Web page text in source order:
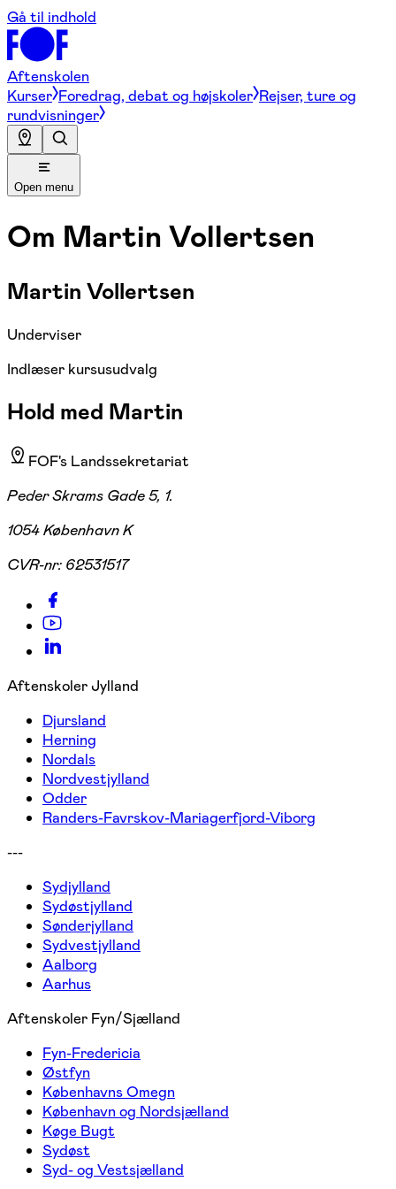
Gå til indhold
Aftenskolen
Kurser Foredrag, debat og højskoler Rejser, ture og
rundvisninger
Open menu
Om Martin Vollertsen
Martin Vollertsen
Underviser
Indlæser kursusudvalg
Hold med Martin
FOF's Landssekretariat
Peder Skrams Gade 5, 1.
1054 København K
CVR-nr: 62531517
Aftenskoler Jylland
Djursland
Herning
Nordals
Nordvestjylland
Odder
Randers-Favrskov-Mariagerfjord-Viborg
---
Sydjylland
Sydøstjylland
Sønderjylland
Sydvestjylland
Aalborg
Aarhus
Aftenskoler Fyn/Sjælland
Fyn-Fredericia
Østfyn
Københavns Omegn
København og Nordsjælland
Køge Bugt
Sydøst
Syd- og Vestsjælland